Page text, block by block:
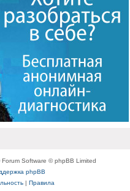
Forum Software © phpBB Limited
phpBB
| Правила